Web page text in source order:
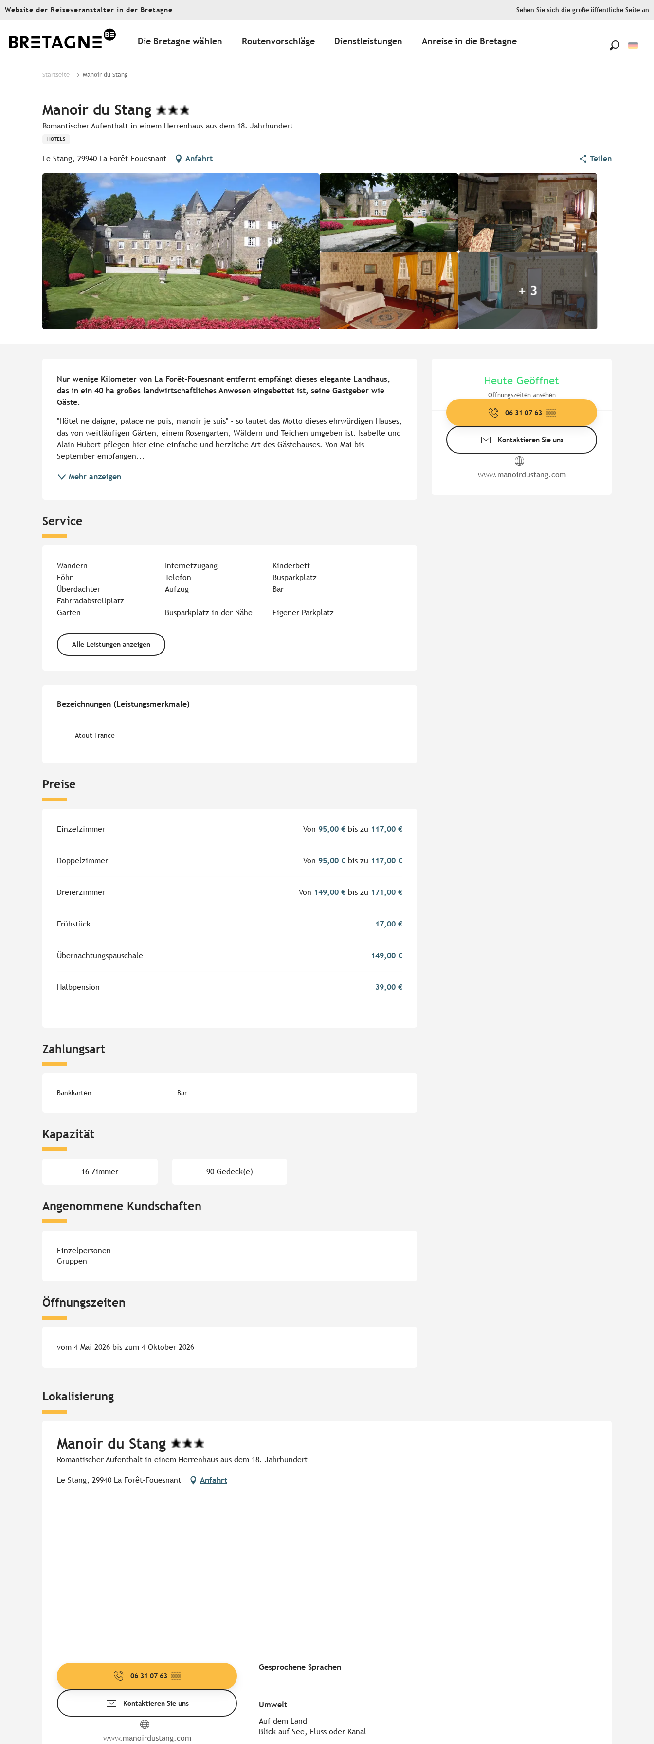
Aller
principal
Website der Reiseveranstalter in der Bretagne Sehen Sie sich die große öffentliche Seite an
Die Bretagne wählen Routenvorschläge Dienstleistungen Anreise in die Bretagne
Startseite Manoir du Stang
Manoir du Stang
Romantischer Aufenthalt in einem Herrenhaus aus dem 18. Jahrhundert
HOTELS
Le Stang, 29940 La Forêt-Fouesnant Anfahrt Teilen
+ 3
Heute Geöffnet
Öffnungszeiten ansehen
06 31 07 63 ▒▒
Kontaktieren Sie uns
www.manoirdustang.com
Nur wenige Kilometer von La Forêt-Fouesnant entfernt empfängt dieses elegante Landhaus,
das in ein 40 ha großes landwirtschaftliches Anwesen eingebettet ist, seine Gastgeber wie
Gäste.
"Hôtel ne daigne, palace ne puis, manoir je suis" - so lautet das Motto dieses ehrwürdigen Hauses,
das von weitläufigen Gärten, einem Rosengarten, Wäldern und Teichen umgeben ist. Isabelle und
Alain Hubert pflegen hier eine einfache und herzliche Art des Gästehauses. Von Mai bis
September empfangen...
Mehr anzeigen
Service
Wandern Internetzugang
Kinderbett
Föhn
Telefon
Busparkplatz
Überdachter
Fahrradabstellplatz
Aufzug Bar
Garten Busparkplatz in der Nähe Eigener Parkplatz
Alle Leistungen anzeigen
Bezeichnungen (Leistungsmerkmale)
Bezeichnungen (Leistungsmerkmale)
Atout France
Preise
Einzelzimmer Von 95,00 € bis zu 117,00 €
Doppelzimmer Von 95,00 € bis zu 117,00 €
Dreierzimmer Von 149,00 € bis zu 171,00 €
Frühstück 17,00 €
Übernachtungspauschale 149,00 €
Halbpension 39,00 €
Zahlungsart
Bankkarten Bar
Kapazität
16 Zimmer 90 Gedeck(e)
Angenommene Kundschaften
Einzelpersonen
Gruppen
Öffnungszeiten
vom 4 Mai 2026 bis zum 4 Oktober 2026
Lokalisierung
Manoir du Stang
Romantischer Aufenthalt in einem Herrenhaus aus dem 18. Jahrhundert
Le Stang, 29940 La Forêt-Fouesnant Anfahrt
06 31 07 63 ▒▒
Kontaktieren Sie uns
www.manoirdustang.com
Gesprochene Sprachen
Gesprochene Sprachen
Umwelt
Umwelt
Auf dem Land
Blick auf See, Fluss oder Kanal